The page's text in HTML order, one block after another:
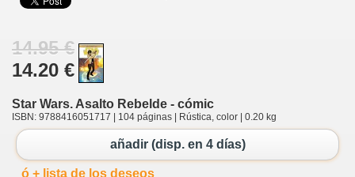
14.95 €
14.20 €
Star Wars. Asalto Rebelde - cómic
ISBN: 9788416051717 | 104 páginas | Rústica, color | 0.20 kg
añadir (disp. en 4 días)
ó + lista de los deseos